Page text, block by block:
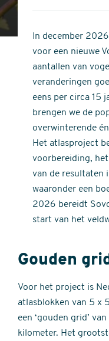
stars
of
In december
voor een nieuwe
aantallen van
veranderingen
eens per circa 15
brengen we de
overwinterende
Het atlasproject
voorbereiding,
van de resultaten
waaronder een
2026 bereidt
start van het
Gouden
Voor het project is
atlasblokken van 5 x
een ‘gouden grid’
kilometer. Het